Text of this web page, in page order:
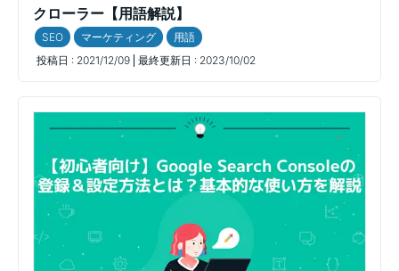
クローラー【用語解説】
SEO マーケティング
用語
投稿日 : 2021/12/09 最終更新日 : 2023/10/02